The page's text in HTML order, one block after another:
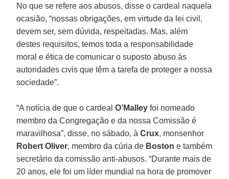
No que se refere aos abusos, disse o cardeal naquela
ocasião, “nossas obrigações, em virtude da lei civil,
devem ser, sem dúvida, respeitadas. Mas, além
destes requisitos, temos toda a responsabilidade
moral e ética de comunicar o suposto abuso às
autoridades civis que têm a tarefa de proteger a nossa
sociedade”.
“A notícia de que o cardealO’Malley foi nomeado
membro da Congregação e da nossa Comissão é
maravilhosa”, disse, no sábado, àCrux, monsenhor
Robert Oliver, membro da cúria de Boston e também
secretário da comissão anti-abusos. “Durante mais de
20 anos, ele foi um líder mundial na hora de promover